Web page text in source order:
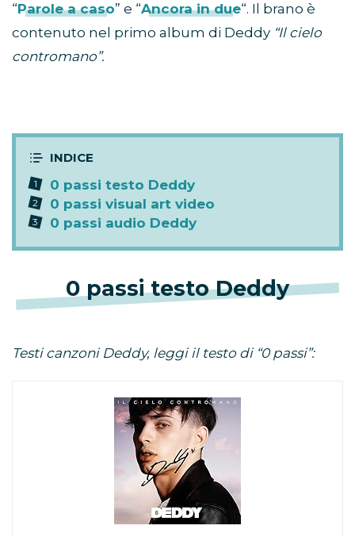
“Parole a caso” e “Ancora in due“. Il brano è
contenuto nel primo album di Deddy “Il cielo
contromano”.
0 passi testo Deddy
0 passi visual art video
0 passi audio Deddy
0 passi testo Deddy
Testi canzoni Deddy, leggi il testo di “0 passi”: